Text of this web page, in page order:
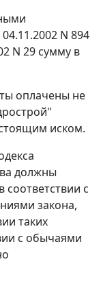
N 894
N 29 сумму в
оплачены не
иском.
должны
с
закона,
таких
с обычаями